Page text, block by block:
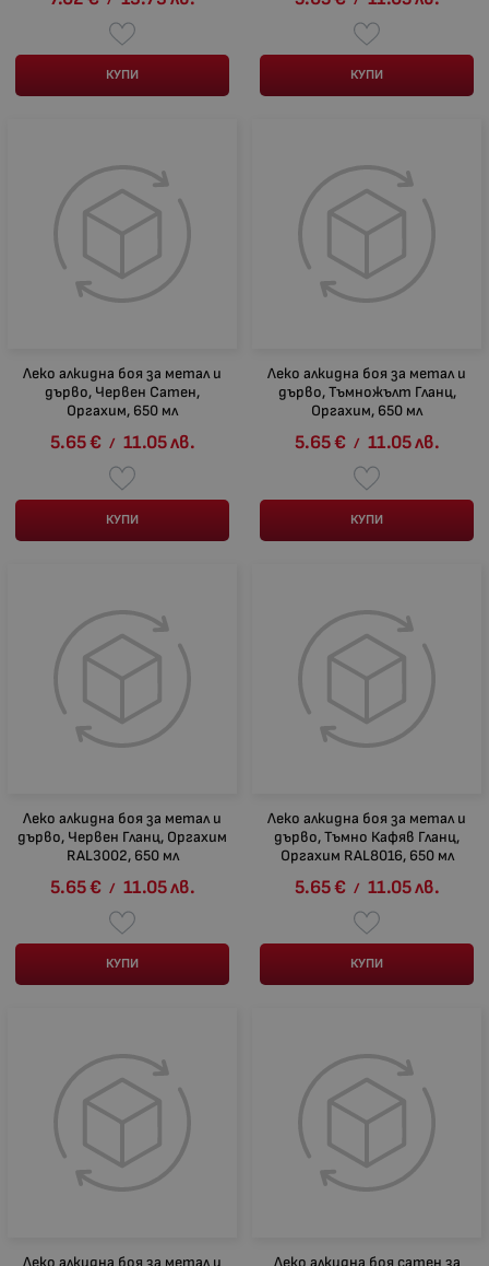
КУПИ КУПИ
Леко алкидна боя за метал и
дърво, Червен Сатен,
Оргахим, 650 мл
5.65€ / 11.05лв.
КУПИ
Леко алкидна боя за метал и
дърво, Тъмножълт Гланц,
Оргахим, 650 мл
5.65€ / 11.05лв.
КУПИ
Леко алкидна боя за метал и
дърво, Червен Гланц, Оргахим
RAL3002, 650 мл
5.65€ / 11.05лв.
КУПИ
Леко алкидна боя за метал и
дърво, Тъмно Кафяв Гланц,
Оргахим RAL8016, 650 мл
5.65€ / 11.05лв.
КУПИ
Леко алкидна боя за метал и
Леко алкидна боя сатен за